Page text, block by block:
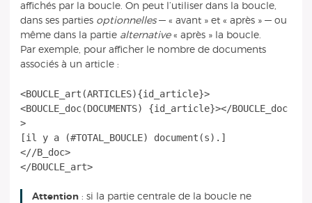
affichés par la boucle. On peut l’utiliser dans la boucle,
dans ses parties optionnelles— « avant » et « après » — ou
même dans la partie alternative« après » la boucle.
Par exemple, pour afficher le nombre de documents
associés à un article :
<BOUCLE_art(ARTICLES){id_article}>
<BOUCLE_doc(DOCUMENTS) {id_article}></BOUCLE_doc
>
[il y a (#TOTAL_BOUCLE) document(s).]
<//B_doc>
</BOUCLE_art>
Attention : si la partie centrale de la boucle ne